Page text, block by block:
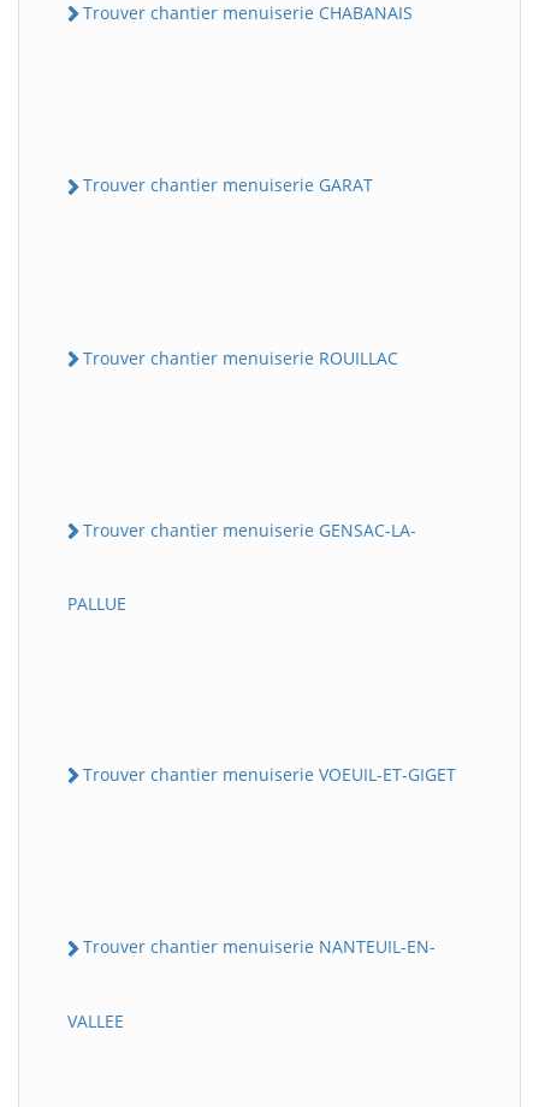
Trouver chantier menuiserie CHABANAIS
Trouver chantier menuiserie GARAT
Trouver chantier menuiserie ROUILLAC
Trouver chantier menuiserie GENSAC-LA-
PALLUE
Trouver chantier menuiserie VOEUIL-ET-GIGET
Trouver chantier menuiserie NANTEUIL-EN-
VALLEE